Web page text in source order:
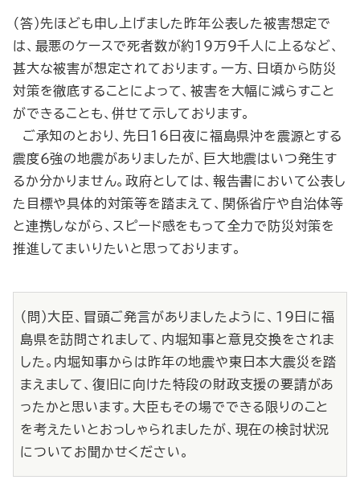
（答）先ほども申し上げました昨年公表した被害想定で
は、最悪のケースで死者数が約19万9千人に上るなど、
甚大な被害が想定されております。一方、日頃から防災
対策を徹底することによって、被害を大幅に減らすこと
ができることも、併せて示しております。
ご承知のとおり、先日16日夜に福島県沖を震源とする
震度６強の地震がありましたが、巨大地震はいつ発生す
るか分かりません。政府としては、報告書において公表し
た目標や具体的対策等を踏まえて、関係省庁や自治体等
と連携しながら、スピード感をもって全力で防災対策を
推進してまいりたいと思っております。
（問）大臣、冒頭ご発言がありましたように、19日に福
島県を訪問されまして、内堀知事と意見交換をされま
した。内堀知事からは昨年の地震や東日本大震災を踏
まえまして、復旧に向けた特段の財政支援の要請があ
ったかと思います。大臣もその場でできる限りのこと
を考えたいとおっしゃられましたが、現在の検討状況
についてお聞かせください。